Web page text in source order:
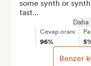
some synth or
tast...
Daha
Cevap oranı
96%
Benzer